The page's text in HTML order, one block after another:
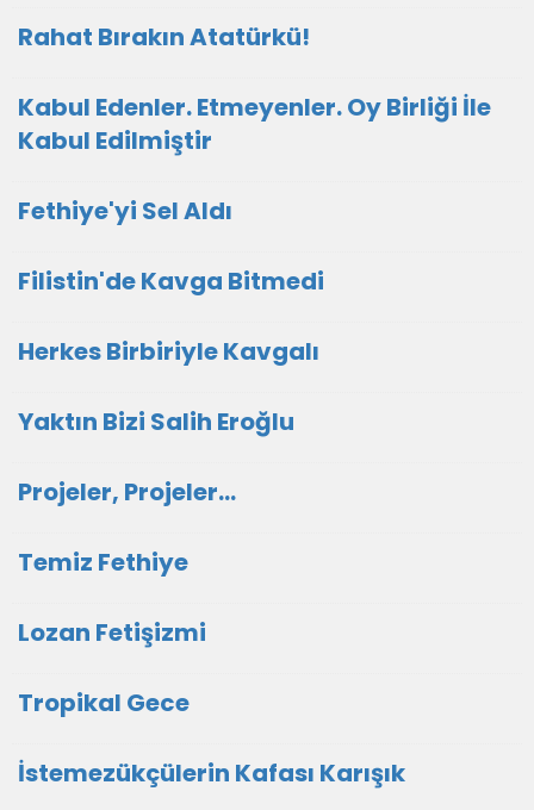
Rahat Bırakın Atatürkü!
Kabul Edenler. Etmeyenler. Oy Birliği İle
Kabul Edilmiştir
Fethiye'yi Sel Aldı
Filistin'de Kavga Bitmedi
Herkes Birbiriyle Kavgalı
Yaktın Bizi Salih Eroğlu
Projeler, Projeler...
Temiz Fethiye
Lozan Fetişizmi
Tropikal Gece
İstemezükçülerin Kafası Karışık